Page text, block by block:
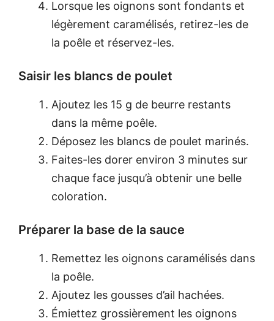
Lorsque les oignons sont fondants et
légèrement caramélisés, retirez-les de
la poêle et réservez-les.
Saisir les blancs de poulet
Ajoutez les 15 g de beurre restants
dans la même poêle.
Déposez les blancs de poulet marinés.
Faites-les dorer environ 3 minutes sur
chaque face jusqu’à obtenir une belle
coloration.
Préparer la base de la sauce
Remettez les oignons caramélisés dans
la poêle.
Ajoutez les gousses d’ail hachées.
Émiettez grossièrement les oignons